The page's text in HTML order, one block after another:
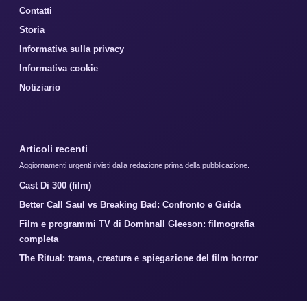
Contatti
Storia
Informativa sulla privacy
Informativa cookie
Notiziario
Articoli recenti
Aggiornamenti urgenti rivisti dalla redazione prima della pubblicazione.
Cast Di 300 (film)
Better Call Saul vs Breaking Bad: Confronto e Guida
Film e programmi TV di Domhnall Gleeson: filmografia
completa
The Ritual: trama, creatura e spiegazione del film horror